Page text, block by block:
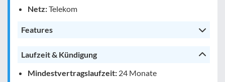
Netz:Telekom
Features
Laufzeit & Kündigung
Mindestvertragslaufzeit: 24 Monate